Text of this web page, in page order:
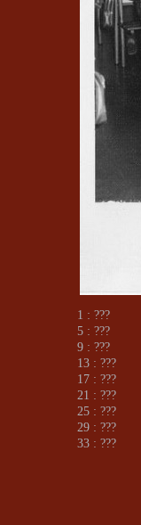
1 : ???
5 : ???
9 : ???
13 : ???
17 : ???
21 : ???
25 : ???
29 : ???
33 : ???